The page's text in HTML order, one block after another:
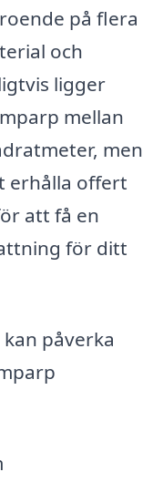
på flera
och
ligger
mellan
men
erhålla offert
att få en
för ditt
påverka